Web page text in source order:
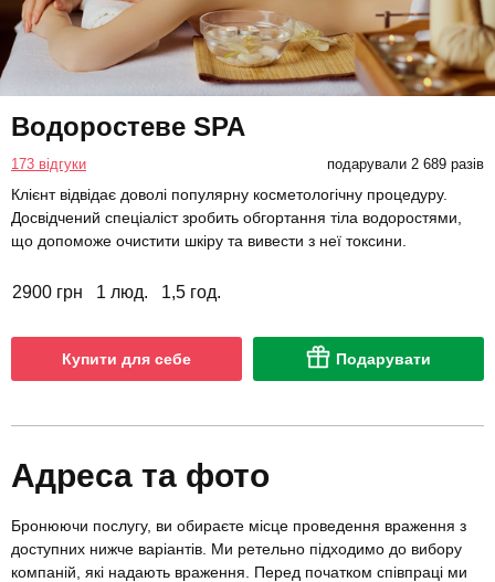
Водоростеве SPA
173 відгуки подарували 2 689 разів
Клієнт відвідає доволі популярну косметологічну процедуру.
Досвідчений спеціаліст зробить обгортання тіла водоростями,
що допоможе очистити шкіру та вивести з неї токсини.
2900 грн 1 люд. 1,5 год.
Купити для себе Подарувати
Адреса та фото
Бронюючи послугу, ви обираєте місце проведення враження з
доступних нижче варіантів. Ми ретельно підходимо до вибору
компаній, які надають враження. Перед початком співпраці ми